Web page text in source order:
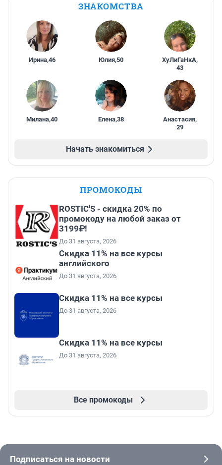
ЗНАКОМСТВА
Ирина,46 Юлия,50 ХуЛиГаНкА,
43
Милана,40 Елена,38 Анастасия,
29
Начать знакомиться
ПРОМОКОДЫ
ROSTIC'S - скидка 20% по
промокоду на любой заказ от
3199₽!
До 31 августа, 2026
Скидка 11% на все курсы
английского
До 31 августа, 2026
Скидка 11% на все курсы
До 31 августа, 2026
Скидка 11% на все курсы
До 31 августа, 2026
Все промокоды
Подписаться на новости